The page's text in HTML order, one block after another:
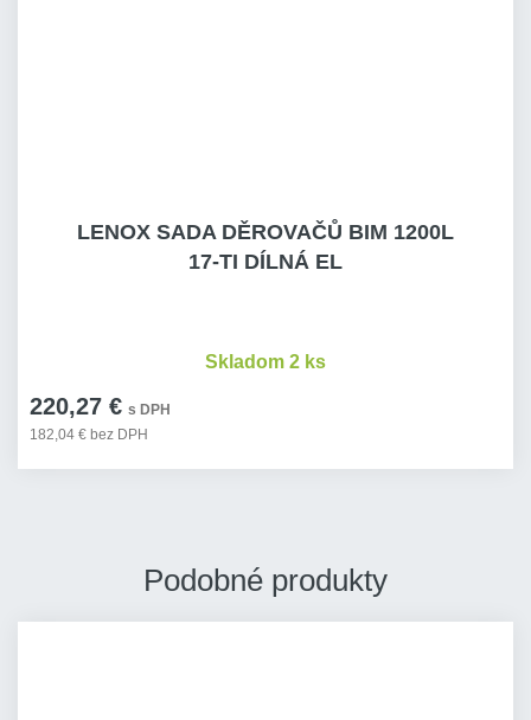
LENOX SADA DĚROVAČŮ BIM 1200L
17-TI DÍLNÁ EL
220,27 € s DPH
182,04 € bez DPH
Skladom 2 ks
Podobné produkty